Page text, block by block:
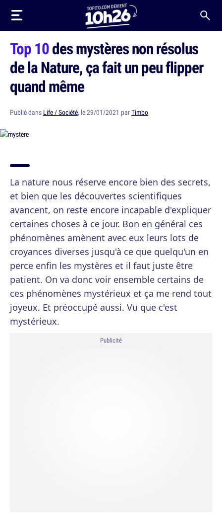
Top 10des mystères non résolus
de la Nature, ça fait un peu flipper
quand même
Publié dans Life / Société, le 29/01/2021 parTimbo
La nature nous réserve encore bien des secrets,
et bien que les découvertes scientifiques
avancent, on reste encore incapable d'expliquer
certaines choses à ce jour. Bon en général ces
phénomènes amènent avec eux leurs lots de
croyances diverses jusqu'à ce que quelqu'un en
perce enfin les mystères et il faut juste être
patient. On va donc voir ensemble certains de
ces phénomènes mystérieux et ça me rend tout
joyeux. Et préoccupé aussi. Vu que c'est
mystérieux.
Publicité